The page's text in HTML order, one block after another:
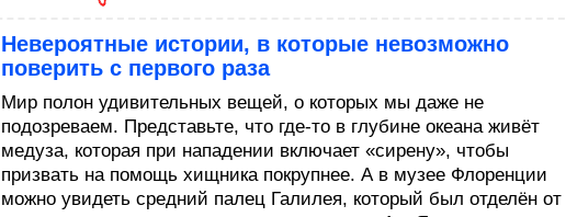
Невероятные истории, в которые невозможно
поверить с первого раза
Мир полон удивительных вещей, о которых мы даже не
подозреваем. Представьте, что где-то в глубине океана живёт
медуза, которая при нападении включает «сирену», чтобы
призвать на помощь хищника покрупнее. А в музее Флоренции
можно увидеть средний палец Галилея, который был отделён от